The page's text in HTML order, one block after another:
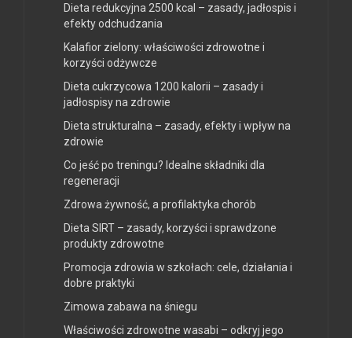
Dieta redukcyjna 2500 kcal – zasady, jadłospis i
efekty odchudzania
Kalafior zielony: właściwości zdrowotne i
korzyści odżywcze
Dieta cukrzycowa 1200 kalorii – zasady i
jadłospisy na zdrowie
Dieta strukturalna – zasady, efekty i wpływ na
zdrowie
Co jeść po treningu? Idealne składniki dla
regeneracji
Zdrowa żywność, a profilaktyka chorób
Dieta SIRT – zasady, korzyści i sprawdzone
produkty zdrowotne
Promocja zdrowia w szkołach: cele, działania i
dobre praktyki
Zimowa zabawa na śniegu
Właściwości zdrowotne wasabi – odkryj jego